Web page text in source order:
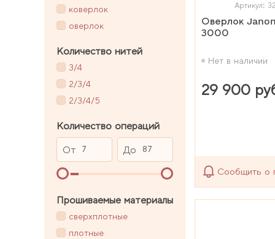
коверлок
оверлок
Количество нитей
3/4
2/3/4
2/3/4/5
Количество операций
От До
Прошиваемые материалы
сверхплотные
плотные
Артикул:
Оверлок
3000
Нет в наличии
29 900
Сообщить о